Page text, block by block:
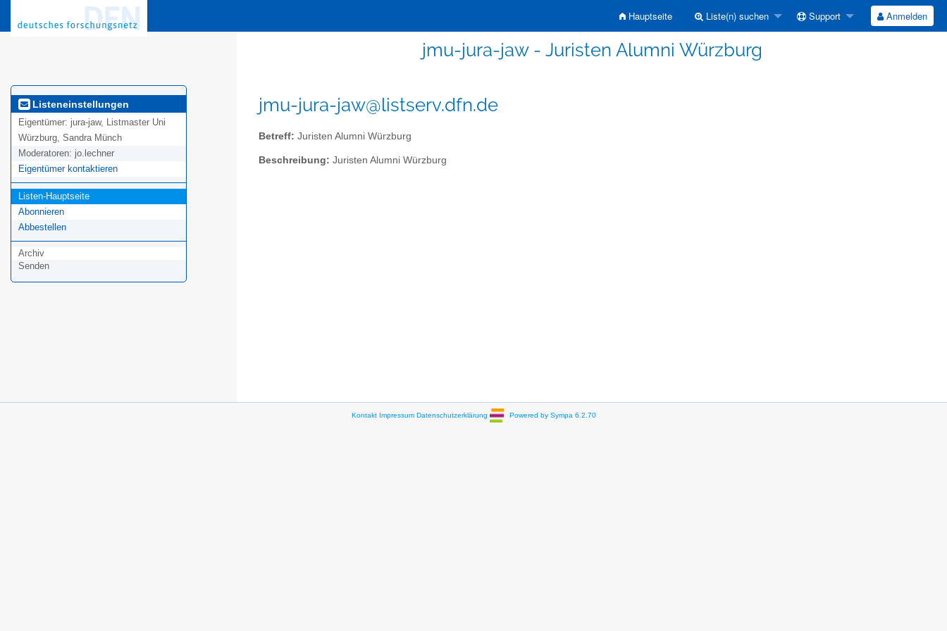
Hauptseite Liste(n) suchen Support Anmelden
jmu-jura-jaw - Juristen Alumni Würzburg
Listeneinstellungen
Eigentümer: jura-jaw, Listmaster Uni
Würzburg, Sandra Münch
Moderatoren: jo.lechner
Eigentümer kontaktieren
Listen-Hauptseite
Abonnieren
Abbestellen
Archiv
Senden
jmu-jura-jaw@listserv.dfn.de
Betreff: Juristen Alumni Würzburg
Beschreibung: Juristen Alumni Würzburg
Kontakt Impressum Datenschutzerklärung Powered by Sympa 6.2.70